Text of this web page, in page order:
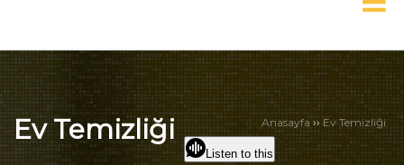
Ev Temizliği Anasayfa ››Ev Temizliği
Listen to this